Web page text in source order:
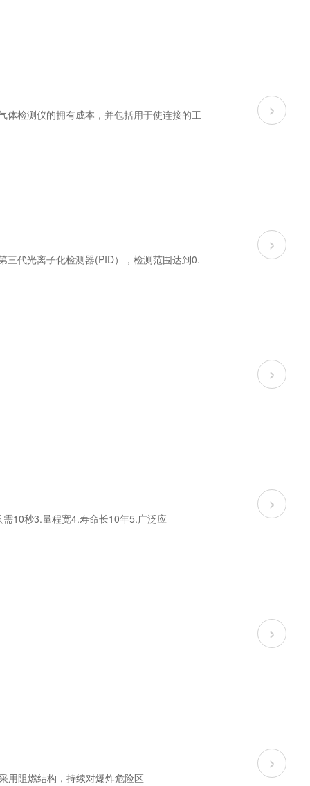
体检测仪的拥有成本，并包括用于使连接的工 ›
三代光离子化检测器(PID），检测范围达到0.
›
›
10秒3.量程宽4.寿命长10年5.广泛应
›
›
用阻燃结构，持续对爆炸危险区
›